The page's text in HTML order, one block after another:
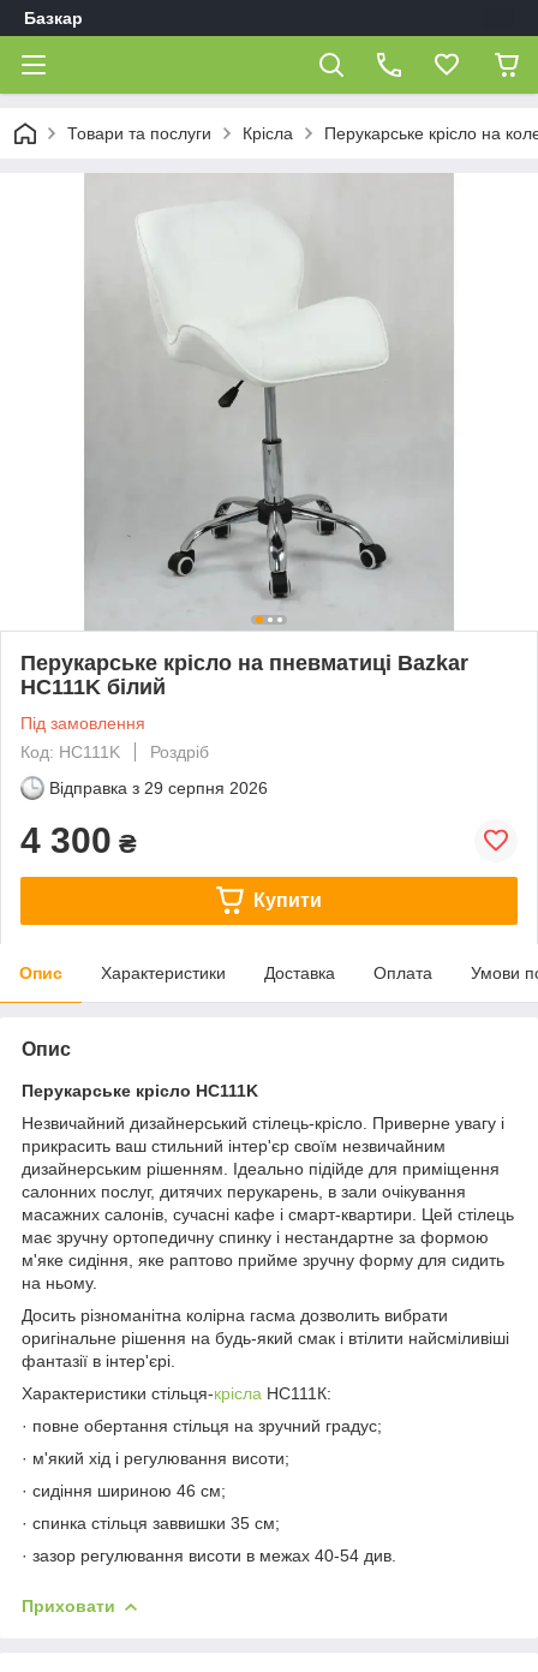
Базкар
Товари та послуги Крісла Перукарське крісло на
Перукарське крісло на пневматиці Bazkar
HC111K білий
Під замовлення
Код: HC111K
Роздріб
Відправка з 29 серпня 2026
4 300 ₴
Купити
Опис Характеристики Доставка Оплата Умови
Опис
Перукарське крісло HC111K
Незвичайний дизайнерський стілець-крісло. Приверне увагу і
прикрасить ваш стильний інтер'єр своїм незвичайним
дизайнерським рішенням. Ідеально підійде для приміщення
салонних послуг, дитячих перукарень, в зали очікування
масажних салонів, сучасні кафе і смарт-квартири. Цей стілець
має зручну ортопедичну спинку і нестандартне за формою
м'яке сидіння, яке раптово прийме зручну форму для сидить
на ньому.
Досить різноманітна колірна гасма дозволить вибрати
оригінальне рішення на будь-який смак і втілити найсміливіші
фантазії в інтер'єрі.
Характеристики стільця-крісла НС111К:
· повне обертання стільця на зручний градус;
· м'який хід і регулювання висоти;
· сидіння шириною 46 см;
· спинка стільця заввишки 35 см;
· зазор регулювання висоти в межах 40-54 див.
Приховати